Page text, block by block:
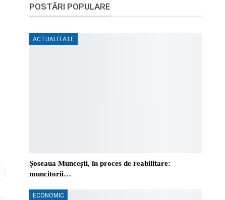
POSTĂRI POPULARE
ACTUALITATE
Șoseaua Muncești, în proces de reabilitare:
muncitorii…
ECONOMIC